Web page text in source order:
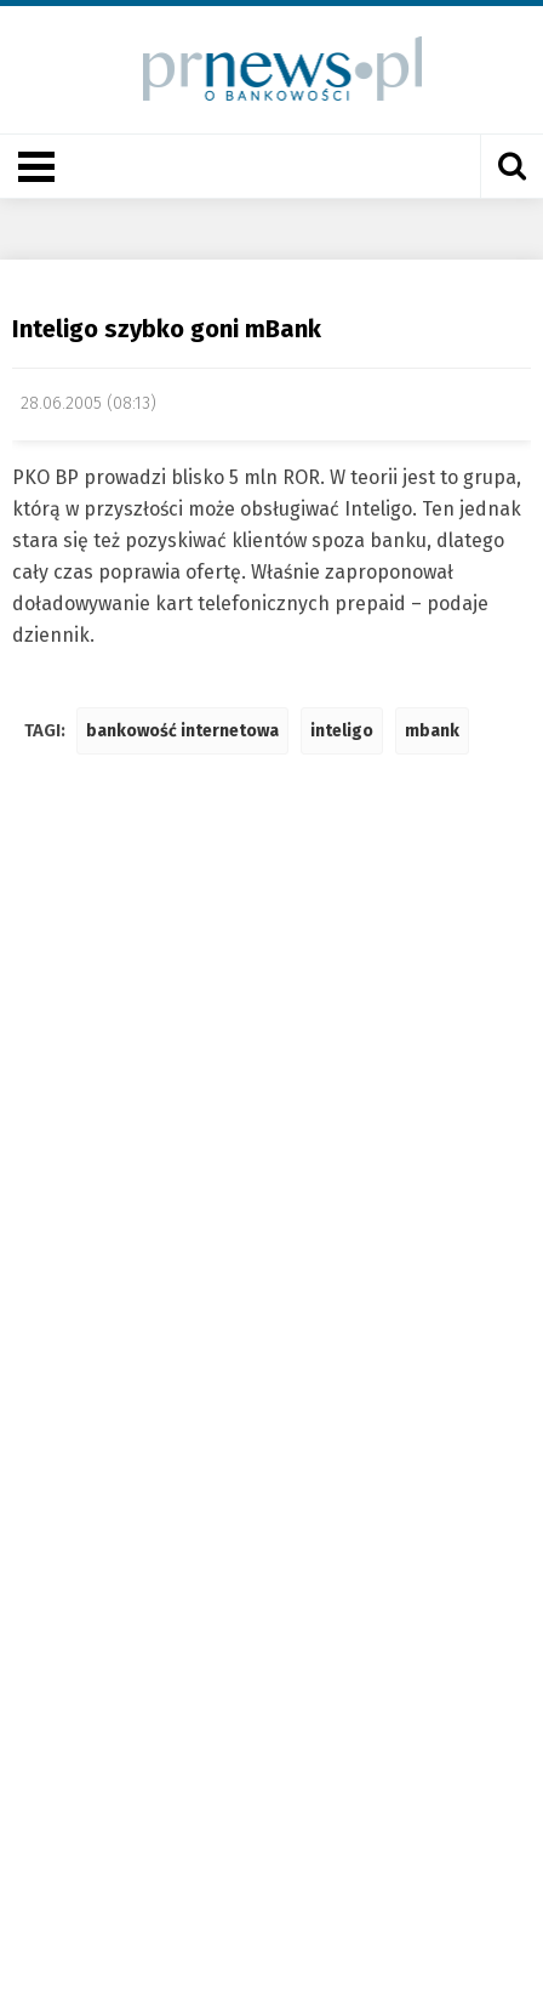
Inteligo szybko goni mBank
28.06.2005 (08:13)
PKO BP prowadzi blisko 5 mln ROR. W teorii jest to grupa,
którą w przyszłości może obsługiwać Inteligo. Ten jednak
stara się też pozyskiwać klientów spoza banku, dlatego
cały czas poprawia ofertę. Właśnie zaproponował
doładowywanie kart telefonicznych prepaid – podaje
dziennik.
TAGI: bankowość internetowa inteligo mbank